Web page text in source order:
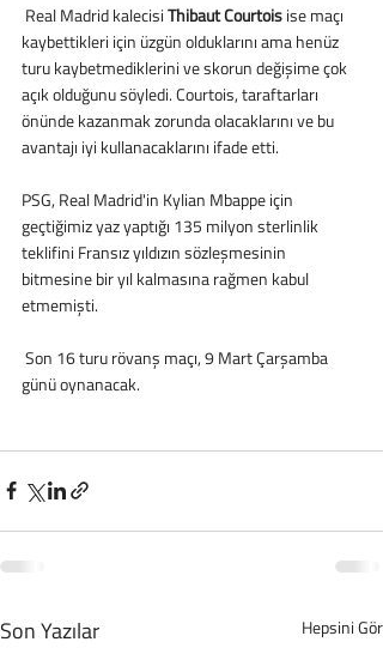
Real Madrid kalecisi Thibaut Courtois ise maçı
kaybettikleri için üzgün olduklarını ama henüz
turu kaybetmediklerini ve skorun değişime çok
açık olduğunu söyledi. Courtois, taraftarları
önünde kazanmak zorunda olacaklarını ve bu
avantajı iyi kullanacaklarını ifade etti.
PSG, Real Madrid'in Kylian Mbappe için
geçtiğimiz yaz yaptığı 135 milyon sterlinlik
teklifini Fransız yıldızın sözleşmesinin
bitmesine bir yıl kalmasına rağmen kabul
etmemişti.
günü oynanacak.
Son Yazılar Hepsini Gör